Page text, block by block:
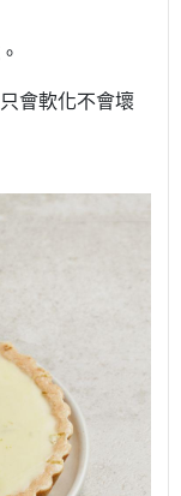
會軟化不會壞